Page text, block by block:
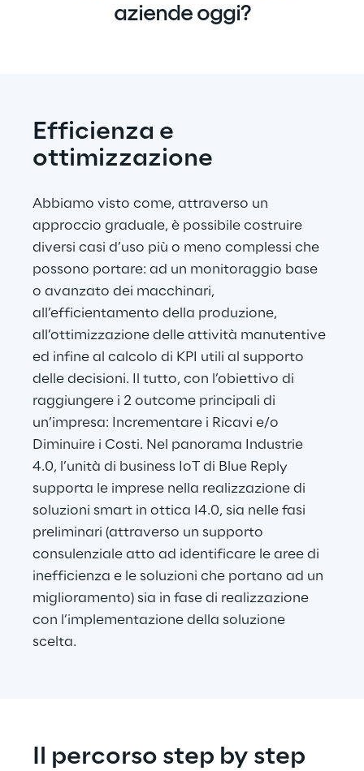
aziende oggi?
Efficienza e
ottimizzazione
Abbiamo visto come, attraverso un
approccio graduale, è possibile costruire
diversi casi d’uso più o meno complessi che
possono portare: ad un monitoraggio base
o avanzato dei macchinari,
all’efficientamento della produzione,
all’ottimizzazione delle attività manutentive
ed infine al calcolo di KPI utili al supporto
delle decisioni. Il tutto, con l’obiettivo di
raggiungere i 2 outcome principali di
un’impresa: Incrementare i Ricavi e/o
Diminuire i Costi. Nel panorama Industrie
4.0, l’unità di business IoT di Blue Reply
supporta le imprese nella realizzazione di
soluzioni smart in ottica I4.0, sia nelle fasi
preliminari (attraverso un supporto
consulenziale atto ad identificare le aree di
inefficienza e le soluzioni che portano ad un
miglioramento) sia in fase di realizzazione
con l’implementazione della soluzione
scelta.
Il percorso step by step